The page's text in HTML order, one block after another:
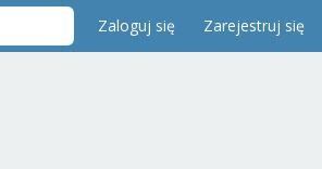
Zaloguj się Zarejestruj się